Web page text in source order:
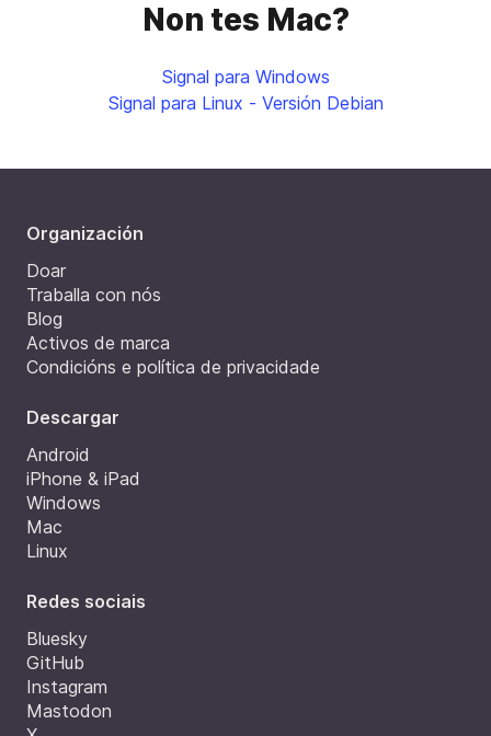
Non tes Mac?
Signal para Windows
Signal para Linux - Versión Debian
Organización
Doar
Traballa con nós
Blog
Activos de marca
Condicións e política de privacidade
Descargar
Android
iPhone & iPad
Windows
Mac
Linux
Redes sociais
Bluesky
GitHub
Instagram
Mastodon